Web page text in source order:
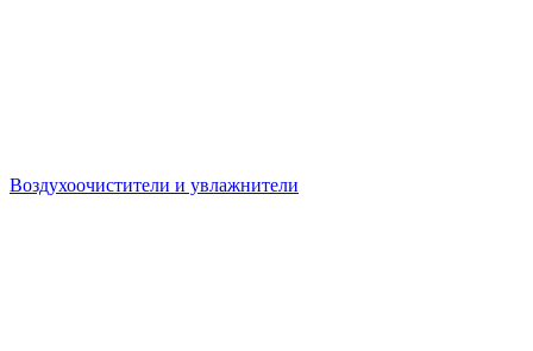
Воздухоочистители и увлажнители